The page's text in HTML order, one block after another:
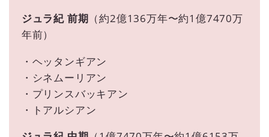
ジュラ紀 前期 （約2億136万年〜約1億7470万
年前）
・ヘッタンギアン
・シネムーリアン
・プリンスバッキアン
・トアルシアン